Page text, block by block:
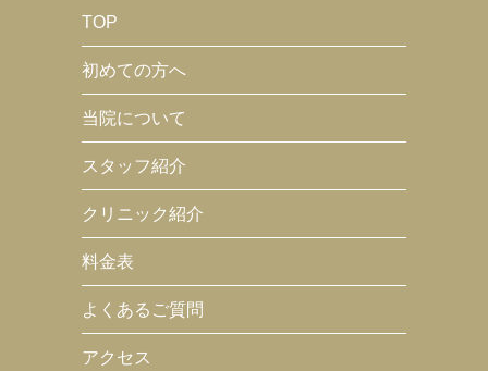
TOP
初めての方へ
当院について
スタッフ紹介
クリニック紹介
料金表
よくあるご質問
アクセス